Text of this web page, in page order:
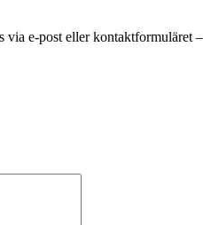
e‑post eller